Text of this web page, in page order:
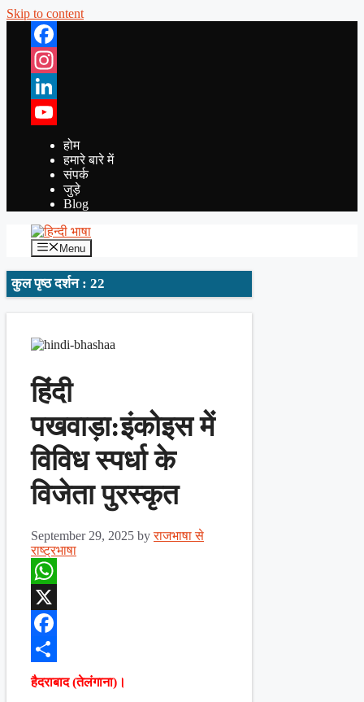
Skip to content
Facebook
Instagram
LinkedIn
YouTube
होम
हमारे बारे में
संपर्क
जुड़े
Blog
Menu
कुल पृष्ठ दर्शन : 22
हिंदी
पखवाड़ा:इंकोइस में
विविध स्पर्धा के
विजेता पुरस्कृत
September 29, 2025 byराजभाषा से
राष्ट्रभाषा
WhatsApp
X
Facebook
Share
हैदराबाद (तेलंगाना)।